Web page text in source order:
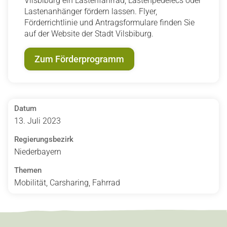
Lastenanhänger fördern lassen. Flyer,
Förderrichtlinie und Antragsformulare finden Sie
auf der Website der Stadt Vilsbiburg.
Zum Förderprogramm
Datum
13. Juli 2023
Regierungsbezirk
Niederbayern
Themen
Mobilität, Carsharing, Fahrrad